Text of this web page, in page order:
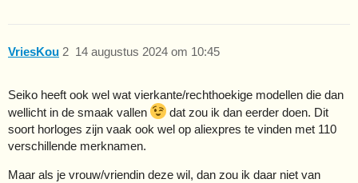
VriesKou 14 augustus 2024 om 10:45
2
Seiko heeft ook wel wat vierkante/rechthoekige modellen die dan
wellicht in de smaak vallen
dat zou ik dan eerder doen. Dit
soort horloges zijn vaak ook wel op aliexpres te vinden met 110
verschillende merknamen.
Maar als je vrouw/vriendin deze wil, dan zou ik daar niet van